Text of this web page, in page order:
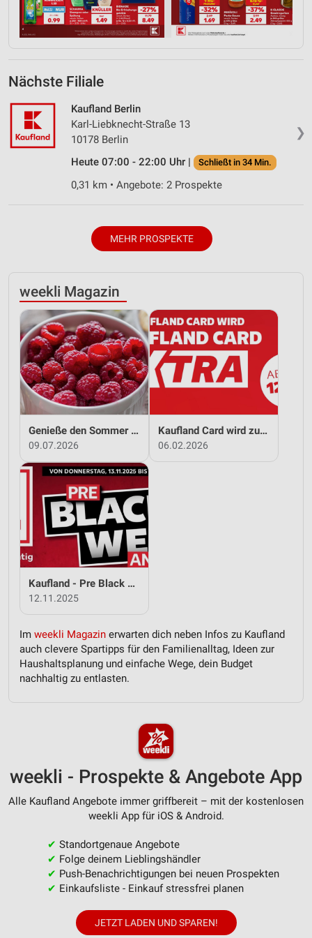
Nächste Filiale
❯
Kaufland Berlin
Karl-Liebknecht-Straße 13
10178 Berlin
Heute 07:00 - 22:00 Uhr |
Schließt in 34 Min.
0,31 km • Angebote: 2 Prospekte
MEHR PROSPEKTE
weekli Magazin
Genieße den Sommer mit Kaufland!
09.07.2026
Kaufland Card wird zu Kaufland Card XTRA!
06.02.2026
Kaufland - Pre Black Week Angebote
12.11.2025
Im weekli Magazin erwarten dich neben Infos zu Kaufland
auch clevere Spartipps für den Familienalltag, Ideen zur
Haushaltsplanung und einfache Wege, dein Budget
nachhaltig zu entlasten.
weekli - Prospekte & Angebote App
Alle Kaufland Angebote immer griffbereit – mit der kostenlosen
weekli App für iOS & Android.
✔ Standortgenaue Angebote
✔ Folge deinem Lieblingshändler
✔ Push-Benachrichtigungen bei neuen Prospekten
✔ Einkaufsliste - Einkauf stressfrei planen
JETZT LADEN UND SPAREN!